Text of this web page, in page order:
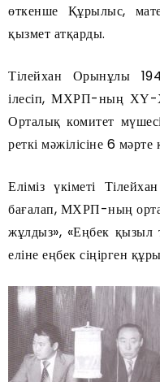
өткенше Құрылыс,
қызмет атқарды.
Тілейхан Орынұлы
ілесіп, МХРП-ның ХҮ-
Орталық комитет
реткі мәжілісіне 6 мәрте
Еліміз үкіметі
бағалап, МХРП-ның
жұлдыз», «Еңбек қызыл
еліне еңбек сіңірген